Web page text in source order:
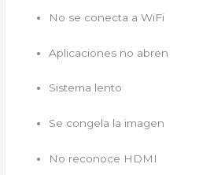
No se conecta a WiFi
Aplicaciones no abren
Sistema lento
Se congela la imagen
No reconoce HDMI